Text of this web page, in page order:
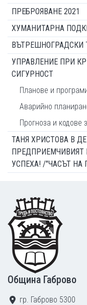
ПРЕБРОЯВАНЕ 2021
ХУМАНИТАРНА
ВЪТРЕШНОГРАДСКИ
УПРАВЛЕНИЕ ПРИ
СИГУРНОСТ
Планове и
Аварийно
Прогноза и кодове
ТАНЯ ХРИСТОВА В
ПРЕДПРИЕМЧИВИЯТ
УСПЕХА! /"ЧАСЪТ НА
Footer
Община Габрово
гр. Габрово 5300